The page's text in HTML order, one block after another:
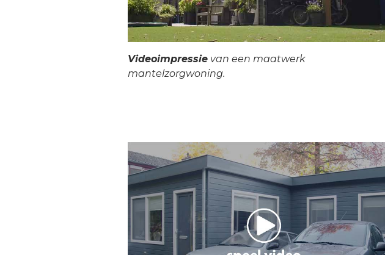
Videoimpressie van een maatwerk
mantelzorgwoning.